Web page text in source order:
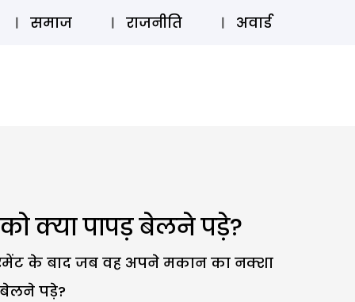
लॉग इन ⚲ SUBSCRIBE
समाज राजनीति अवार्ड
क्या पापड़ बेलने पड़े?
के बाद जब वह अपने मकान का नक्शा
पड़े?